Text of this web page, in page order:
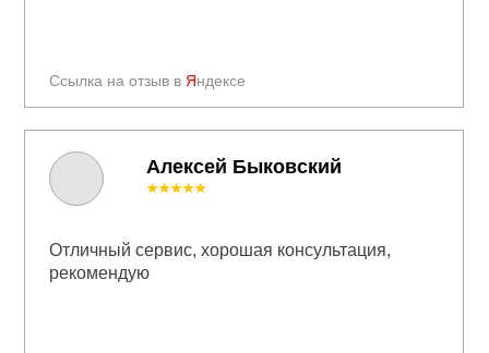
Ссылка на отзыв в Яндексе
Алексей Быковский
★★★★★
Отличный сервис, хорошая консультация,
рекомендую